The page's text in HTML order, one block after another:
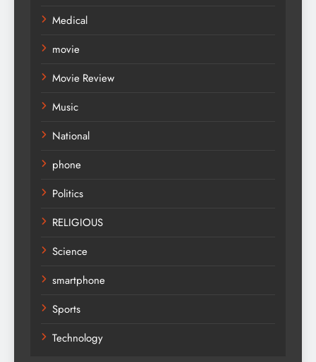
Medical
movie
Movie Review
Music
National
phone
Politics
RELIGIOUS
Science
smartphone
Sports
Technology